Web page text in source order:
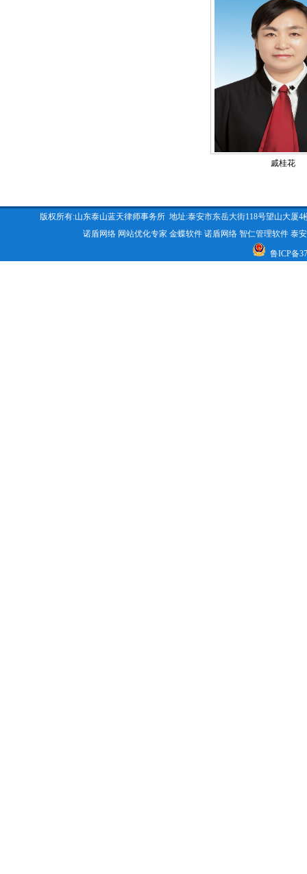
戚桂花
版权所有:山东泰山蓝天律师事务所 地址:泰安市东岳大街118号望山大厦4
诺盾网络 网站优化专家 金蝶软件 诺盾网络 智仁管理软件 泰
鲁ICP备